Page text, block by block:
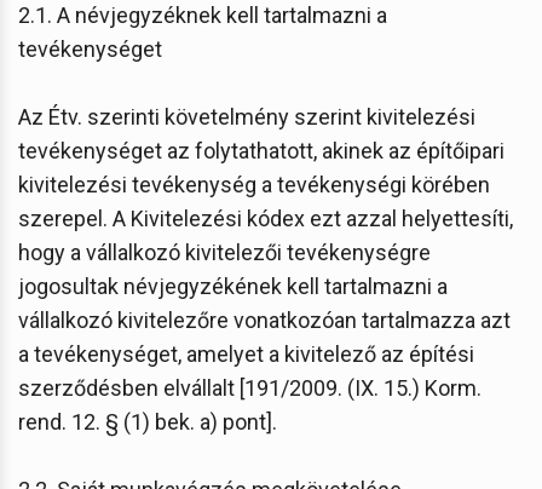
2.1. A névjegyzéknek kell tartalmazni a
tevékenységet
Az Étv. szerinti követelmény szerint kivitelezési
tevékenységet az folytathatott, akinek az építőipari
kivitelezési tevékenység a tevékenységi körében
szerepel. A Kivitelezési kódex ezt azzal helyettesíti,
hogy a vállalkozó kivitelezői tevékenységre
jogosultak névjegyzékének kell tartalmazni a
vállalkozó kivitelezőre vonatkozóan tartalmazza azt
a tevékenységet, amelyet a kivitelező az építési
szerződésben elvállalt [191/2009. (IX. 15.) Korm.
rend. 12. § (1) bek. a) pont].